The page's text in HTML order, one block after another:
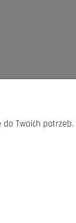
Twoich